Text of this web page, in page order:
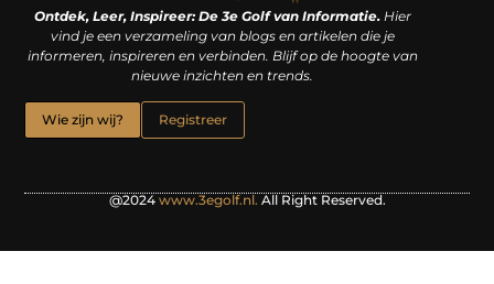
Ontdek, Leer, Inspireer: De 3e Golf van Informatie.Hier
vind je een verzameling van blogs en artikelen die je
informeren, inspireren en verbinden. Blijf op de hoogte van
nieuwe inzichten en trends.
Wie zijn wij? Registreer
@2024www.3egolf.nl.All Right Reserved.